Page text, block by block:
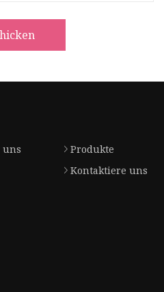
uns
Produkte
Kontaktiere uns